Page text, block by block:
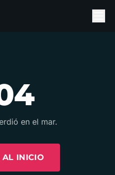
en el mar.
AL INICIO